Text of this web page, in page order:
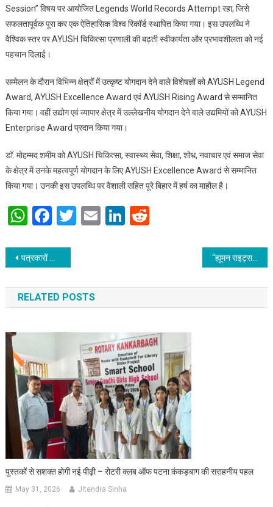
Session” विषय पर आयोजित Legends World Records Attempt रहा, जिसे
सफलतापूर्वक पूरा कर एक ऐतिहासिक विश्व रिकॉर्ड स्थापित किया गया। इस उपलब्धि ने
वैश्विक स्तर पर AYUSH चिकित्सा प्रणाली की बढ़ती स्वीकार्यता और प्रभावशीलता को नई
पहचान दिलाई।
सम्मेलन के दौरान विभिन्न क्षेत्रों में उत्कृष्ट योगदान देने वाले विशेषज्ञों को AYUSH Legend
Award, AYUSH Excellence Award एवं AYUSH Rising Award से सम्मानित
किया गया। वहीं उद्योग एवं व्यापार क्षेत्र में उल्लेखनीय योगदान देने वाले उद्यमियों को AYUSH
Enterprise Award प्रदान किया गया।
डॉ. मोहम्मद शमीम को AYUSH चिकित्सा, स्वास्थ्य सेवा, शिक्षा, शोध, नवाचार एवं समाज सेवा
के क्षेत्र में उनके महत्वपूर्ण योगदान के लिए AYUSH Excellence Award से सम्मानित
किया गया। उनकी इस उपलब्धि पर वैशाली सहित पूरे बिहार में हर्ष का माहौल है।
WhatsApp
Facebook
Twitter
EmailLinkedIn
Reddit
Post navigation
पत्रकारों की सुरक्षा की दिशा में एक महत्वपूर्ण कदम है – “राष्ट्रीय पत्रकार सुरक्षा आयोग” “ह्यूमन राइट्स डिफेंडर” के संबंध में राष्ट्रीय अध्यक्ष से वरिष्ठ पत्रकार ने ली जानकारी
RELATED POSTS
पुस्तकों से सशक्त होगी नई पीढ़ी – रोटरी क्लब ऑफ पटना कंकड़बाग की सराहनीय पहल
May 31, 2026 Jitendra Sinha